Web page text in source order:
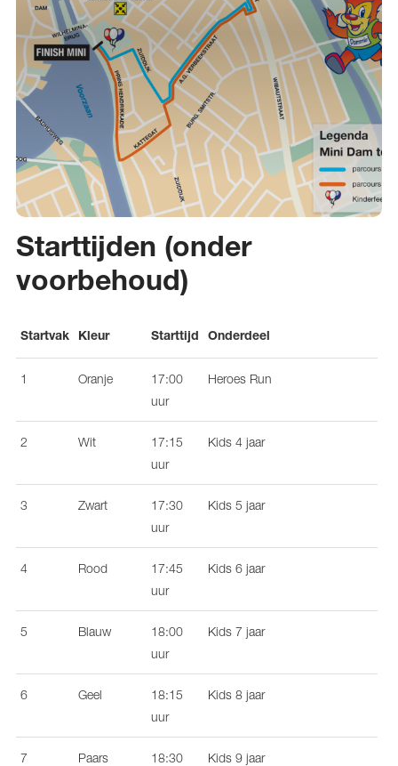
Starttijden (onder
voorbehoud)
Startvak Kleur Starttijd Onderdeel
1 Oranje
17:00
uur
Heroes Run
2 Wit
17:15
uur
Kids 4 jaar
3 Zwart
17:30
uur
Kids 5 jaar
4 Rood
17:45
uur
Kids 6 jaar
5 Blauw
18:00
uur
Kids 7 jaar
6 Geel
18:15
uur
Kids 8 jaar
7 Paars
18:30
Kids 9 jaar